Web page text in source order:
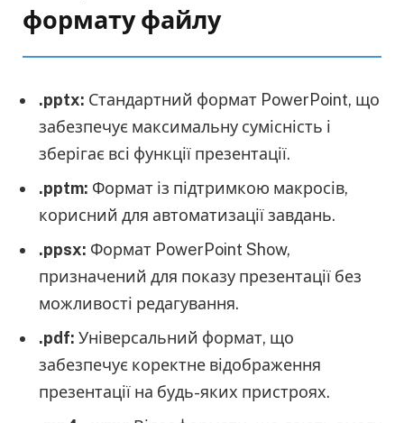
формату файлу
.pptx: Стандартний формат PowerPoint, що
забезпечує максимальну сумісність і
зберігає всі функції презентації.
.pptm: Формат із підтримкою макросів,
корисний для автоматизації завдань.
.ppsx: Формат PowerPoint Show,
призначений для показу презентації без
можливості редагування.
.pdf: Універсальний формат, що
забезпечує коректне відображення
презентації на будь-яких пристроях.